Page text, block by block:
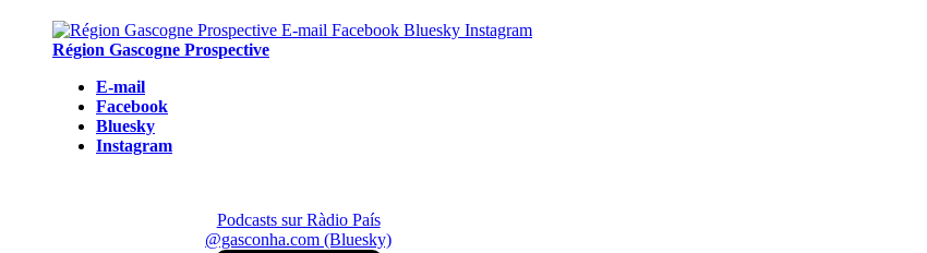
Région Gascogne Prospective
E-mail
Facebook
Bluesky
Instagram
Podcasts sur Ràdio País
@gasconha.com (Bluesky)